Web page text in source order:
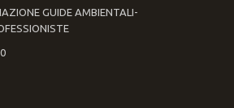
GUIDE AMBIENTALI-